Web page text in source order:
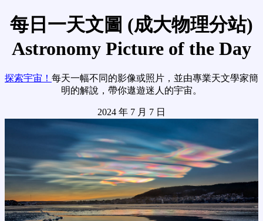
每日一天文圖 (成大物理分站)
Astronomy Picture of the Day
探索宇宙！ 每天一幅不同的影像或照片，並由專業天文學家簡
明的解說，帶你遨遊迷人的宇宙。
2024 年 7 月 7 日